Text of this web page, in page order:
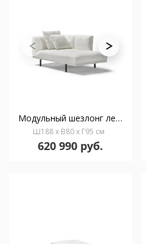
Модульный шезлонг левый Long Island 77897
Ш188 x В80 x Г95 см
620 990 руб.